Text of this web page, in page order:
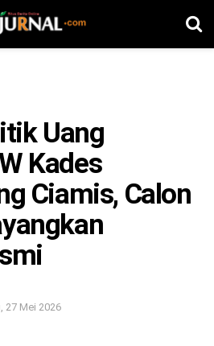
Uang
Kades
Ciamis, Calon
27 Mei 2026